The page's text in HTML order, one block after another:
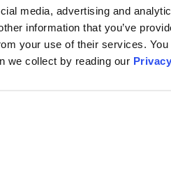
media, advertising and
information that you’ve
your use of their services.
we collect by reading our
Movianto